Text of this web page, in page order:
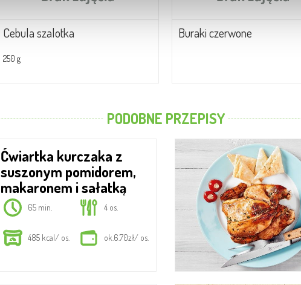
Cebula szalotka
250 g
Buraki czerwone
PODOBNE PRZEPISY
Ćwiartka kurczaka z
suszonym pomidorem,
makaronem i sałatką
65 min. 4 os.
485 kcal/ os. ok.6.70zł/ os.